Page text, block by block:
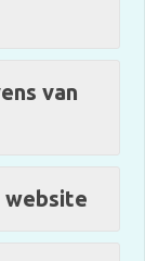
van
website